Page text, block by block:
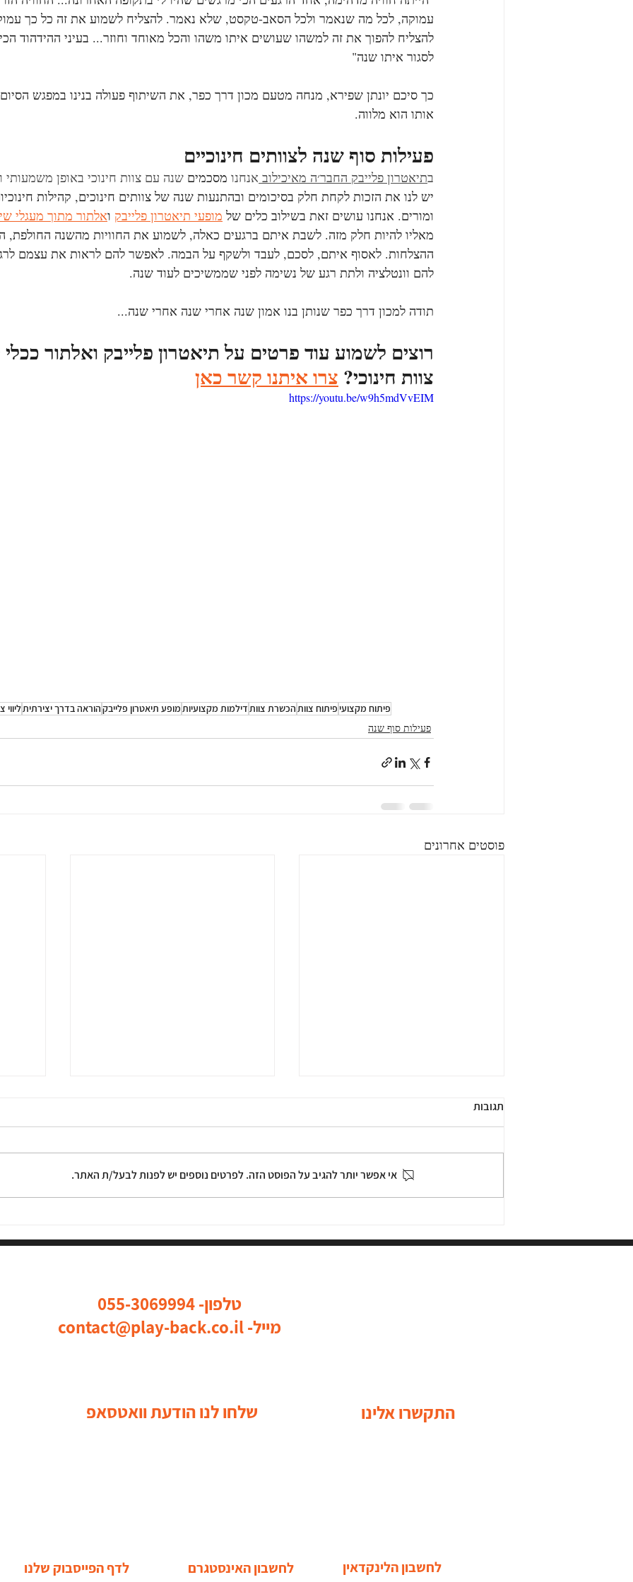
עמוקה, לכל מה שנאמר ולכל הסאב-טקסט, שלא נאמר. להצליח לשמוע את זה כל כך
להצליח להפוך את זה למשהו שעושים איתו משהו והכל מאוחד וחוזר... בעיני ההידהוד
לסגור איתו שנה"
כך סיכם יונתן שפירא, מנחה מטעם מכון דרך כפר, את השיתוף פעולה בנינו במפגש
אותו הוא מלווה.
פעילות סוף שנה לצוותים חינוכיים
בתיאטרון פלייבק החבר׳ה מאיכילוב אנחנו מסכמים שנה עם צוות חינוכי באופן משמעותי
יש לנו את הזכות לקחת חלק בסיכומים ובהתנעות שנה של צוותים חינוכים, קהילות
ומורים. אנחנו עושים זאת בשילוב כלים של מופעי תיאטרון פלייבק ואלתור מתוך מעגלי
מאליו להיות חלק מזה. לשבת איתם ברגעים כאלה, לשמוע את החוויות מהשנה החולפת,
ההצלחות. לאסוף איתם, לסכם, לעבד ולשקף על הבמה. לאפשר להם לראות את עצמם
להם וונטלציה ולתת רגע של נשימה לפני שממשיכים לעוד שנה.
תודה למכון דרך כפר שנותן בנו אמון שנה אחרי שנה אחרי שנה...
רוצים לשמוע עוד פרטים על תיאטרון פלייבק ואלתור ככלי
צוות חינוכי? צרו איתנו קשר כאן
https://youtu.be/w9h5mdVvEIM
פיתוח מקצועיפיתוח צוותהכשרת צוותדילמות מקצועיותמופע תיאטרון פלייבקהוראה בדרך יצירתיתליווי
פעילות סוף שנה
פוסטים אחרונים
תגובות
אי אפשר יותר להגיב על הפוסט הזה. לפרטים נוספים יש לפנות לבעל/ת האתר.
טלפון-055-3069994
מייל-contact@play-back.co.il
שלחו לנו הודעת וואטסאפ התקשרו אלינו
לדף הפייסבוק שלנו לחשבון האינסטגרם לחשבון הלינקדאין